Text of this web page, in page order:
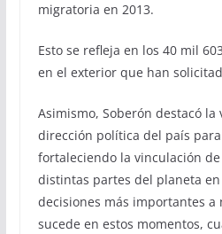
migratoria en 2013.
Esto se refleja en los 40 mil
en el exterior que han
Asimismo, Soberón destacó la
dirección política del país
fortaleciendo la vinculación
distintas partes del planeta
decisiones más importantes a
sucede en estos momentos,